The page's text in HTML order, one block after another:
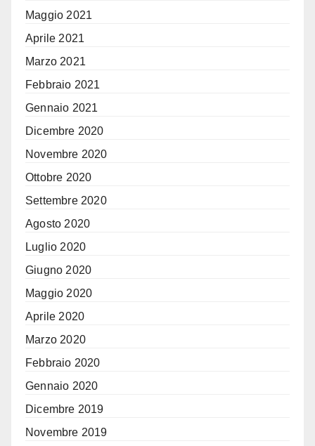
Maggio 2021
Aprile 2021
Marzo 2021
Febbraio 2021
Gennaio 2021
Dicembre 2020
Novembre 2020
Ottobre 2020
Settembre 2020
Agosto 2020
Luglio 2020
Giugno 2020
Maggio 2020
Aprile 2020
Marzo 2020
Febbraio 2020
Gennaio 2020
Dicembre 2019
Novembre 2019